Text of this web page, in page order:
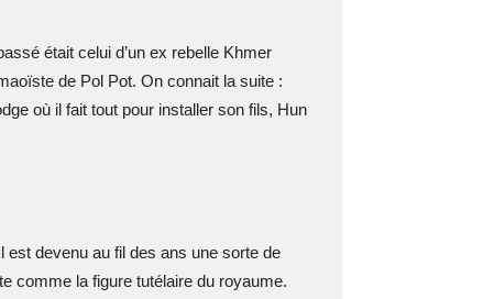
était celui d’un ex rebelle Khmer
de Pol Pot. On connait la suite :
où il fait tout pour installer son fils, Hun
devenu au fil des ans une sorte de
comme la figure tutélaire du royaume.